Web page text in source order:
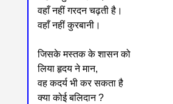
वहाँ नहीं गरदन चढ़ती है।
वहाँ नहीं कुरबानी।
जिसके मस्तक के शासन को
लिया हृदय ने मान,
वह कदर्य भी कर सकता है
क्या कोई बलिदान ?